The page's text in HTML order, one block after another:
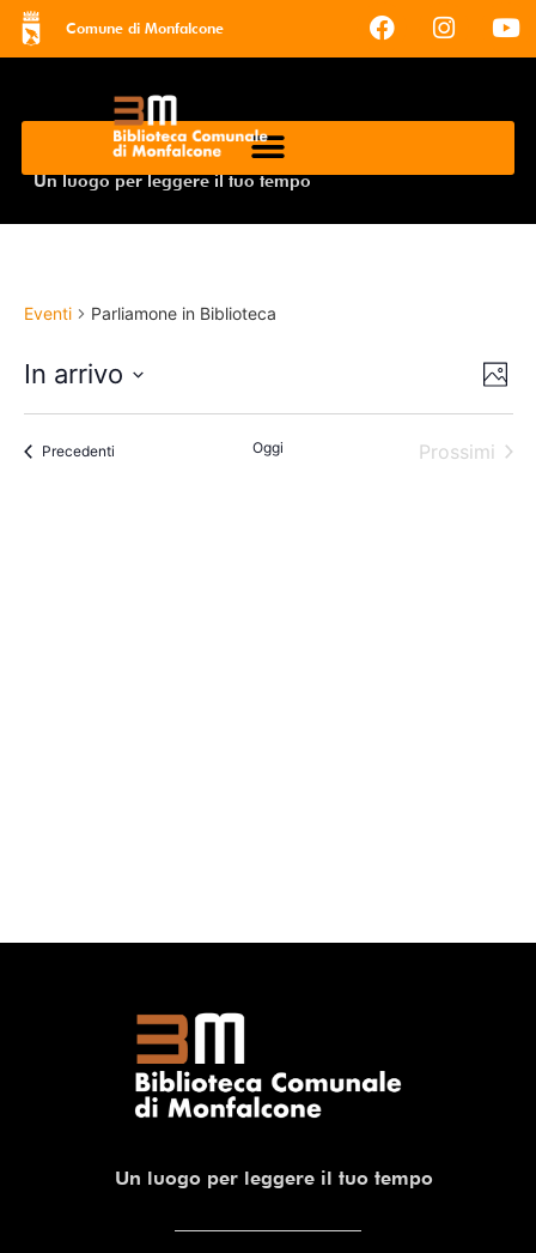
Comune di Monfalcone
Un luogo per leggere il tuo tempo
Eventi Parliamone in Biblioteca
Foto
In arrivo
date.
PrecedentiEventi Oggi Prossimi
Un luogo per leggere il tuo tempo